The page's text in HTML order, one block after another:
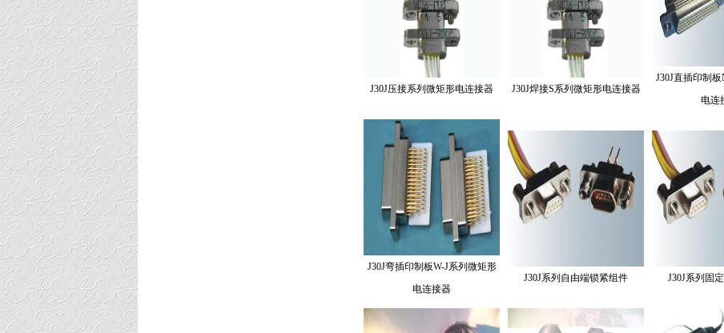
J30J压接系列微矩形电连接器 J30J焊接S系列微矩形电连接器
J30J直插印制
电连
J30J弯插印制板W-J系列微矩形
电连接器
J30J系列自由端锁紧组件 J30J系列固